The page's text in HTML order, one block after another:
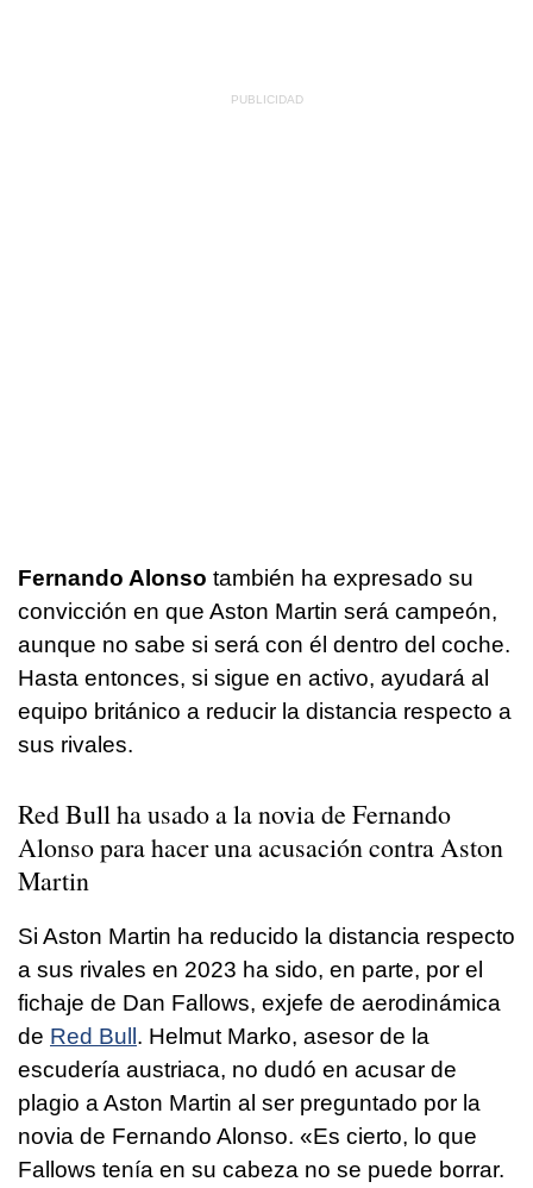
Fernando Alonso también ha expresado su
convicción en que Aston Martin será campeón,
aunque no sabe si será con él dentro del coche.
Hasta entonces, si sigue en activo, ayudará al
equipo británico a reducir la distancia respecto a
sus rivales.
Red Bull ha usado a la novia de Fernando
Alonso para hacer una acusación contra Aston
Martin
Si Aston Martin ha reducido la distancia respecto
a sus rivales en 2023 ha sido, en parte, por el
fichaje de Dan Fallows, exjefe de aerodinámica
de Red Bull. Helmut Marko, asesor de la
escudería austriaca, no dudó en acusar de
plagio a Aston Martin al ser preguntado por la
novia de Fernando Alonso. «Es cierto, lo que
Fallows tenía en su cabeza no se puede borrar.